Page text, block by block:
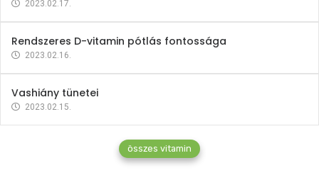
2023.02.17.
Rendszeres D-vitamin pótlás fontossága
2023.02.16.
Vashiány tünetei
2023.02.15.
összes vitamin